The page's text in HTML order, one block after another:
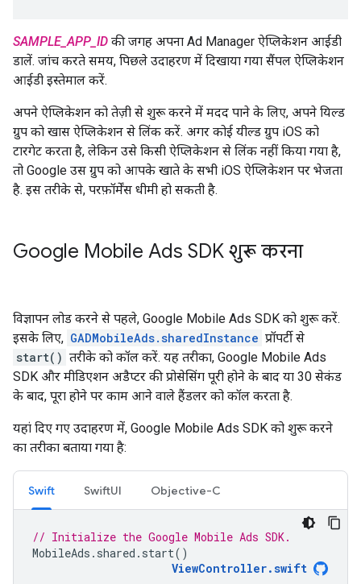
SAMPLE_APP_ID की जगह अपना Ad Manager ऐप्लिकेशन आईडी
डालें. जांच करते समय, पिछले उदाहरण में दिखाया गया सैंपल ऐप्लिकेशन
आईडी इस्तेमाल करें.
अपने ऐप्लिकेशन को तेज़ी से शुरू करने में मदद पाने के लिए, अपने यिल्ड
ग्रुप को खास ऐप्लिकेशन से लिंक करें. अगर कोई यील्ड ग्रुप iOS को
टारगेट करता है, लेकिन उसे किसी ऐप्लिकेशन से लिंक नहीं किया गया है,
तो Google उस ग्रुप को आपके खाते के सभी iOS ऐप्लिकेशन पर भेजता
है. इस तरीके से, परफ़ॉर्मेंस धीमी हो सकती है.
Google Mobile Ads SDK शुरू करना
विज्ञापन लोड करने से पहले, Google Mobile Ads SDK को शुरू करें.
इसके लिए, GADMobileAds.sharedInstance प्रॉपर्टी से
start() तरीके को कॉल करें. यह तरीका, Google Mobile Ads
SDK और मीडिएशन अडैप्टर की प्रोसेसिंग पूरी होने के बाद या 30 सेकंड
के बाद, पूरा होने पर काम आने वाले हैंडलर को कॉल करता है.
यहां दिए गए उदाहरण में, Google Mobile Ads SDK को शुरू करने
का तरीका बताया गया है:
Swift SwiftUI Objective-C
// Initialize the Google Mobile Ads SDK.
MobileAds . shared . start()
ViewController.swift